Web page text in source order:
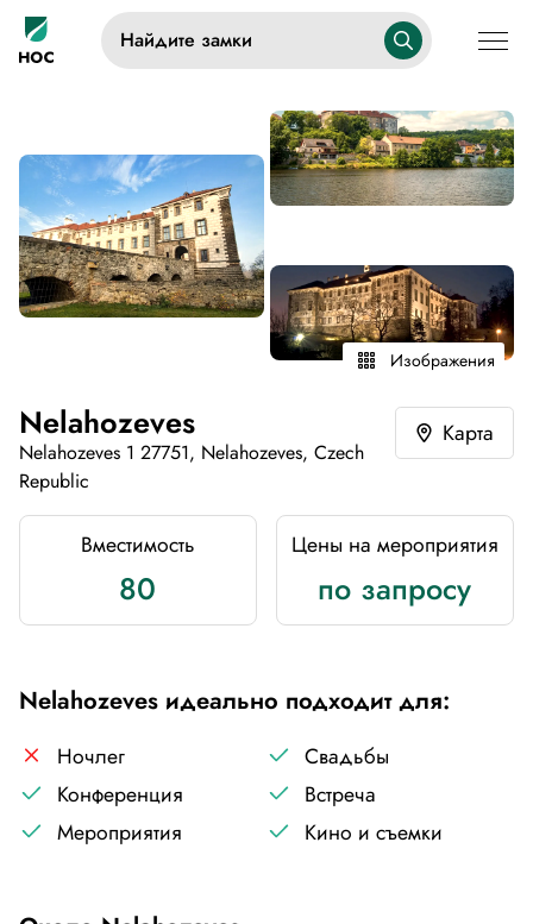
Найдите замки
Изображения
Nelahozeves
Nelahozeves 1 27751, Nelahozeves, Czech
Republic
Карта
Вместимость
80
Цены на мероприятия
по запросу
Nelahozeves идеально подходит для:
Ночлег
Свадьбы
Конференция
Встреча
Мероприятия
Кино и съемки